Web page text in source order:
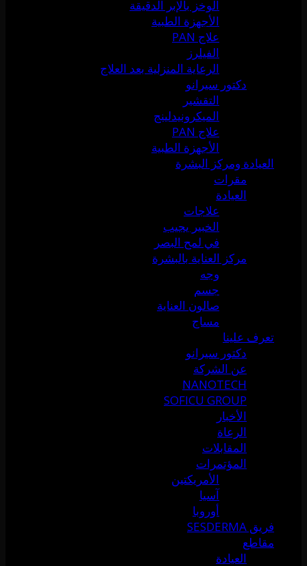
الوخز بالإبر الدقيقة
الأجهزة الطبية
علاج PAN
الفيلرز
الرعاية المنزلية بعد العلاج
دكتور سيرانو
التقشير
الميكرونيدلينج
علاج PAN
الأجهزة الطبية
العيادة ومركز البشرة
مقرات
العيادة
علاجات
الخبير يجيب
في لمح البصر
مركز العناية بالبشرة
وجه
جسم
صالون العناية
مساج
تعرف علينا
دكتور سيرانو
عن الشركة
NANOTECH
SOFICU GROUP
الأخبار
الرعاة
المقابلات
المؤتمرات
الأمريكتين
آسيا
أوروبا
فريق SESDERMA
مقاطع
العيادة